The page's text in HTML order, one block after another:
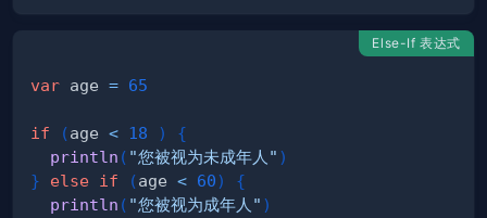
Else-If 表达式
var age = 65
if (age < 18 )
{
println ( "您被视为未成年人" )
}
else if (age < 60)
{
println ( "您被视为成年人" )